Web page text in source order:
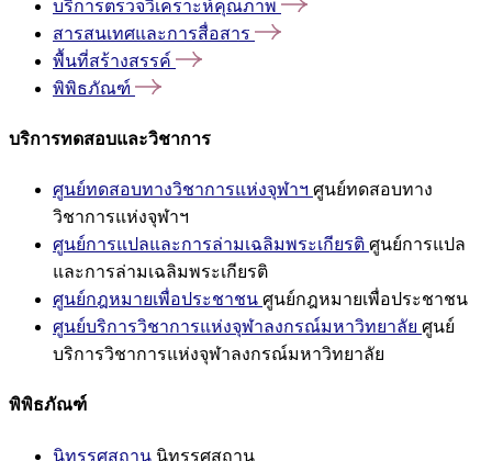
บริการตรวจวิเคราะห์คุณภาพ
สารสนเทศและการสื่อสาร
พื้นที่สร้างสรรค์
พิพิธภัณฑ์
บริการทดสอบและวิชาการ
ศูนย์ทดสอบทางวิชาการแห่งจุฬาฯ ศูนย์ทดสอบทาง
วิชาการแห่งจุฬาฯ
ศูนย์การแปลและการล่ามเฉลิมพระเกียรติ ศูนย์การแปล
และการล่ามเฉลิมพระเกียรติ
ศูนย์กฎหมายเพื่อประชาชน ศูนย์กฎหมายเพื่อประชาชน
ศูนย์บริการวิชาการแห่งจุฬาลงกรณ์มหาวิทยาลัย ศูนย์
บริการวิชาการแห่งจุฬาลงกรณ์มหาวิทยาลัย
พิพิธภัณฑ์
นิทรรศสถาน นิทรรศสถาน